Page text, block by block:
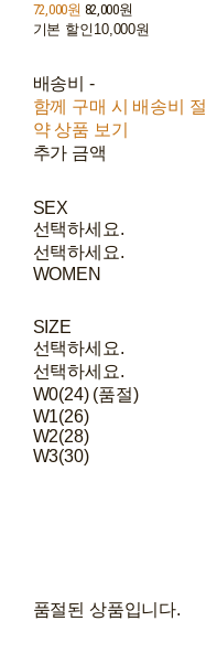
72,000원 82,000원
기본 할인 10,000원
배송비 -
함께 구매 시 배송비 절
약 상품 보기
추가 금액
SEX
선택하세요.
선택하세요.
WOMEN
SIZE
선택하세요.
선택하세요.
W0(24) (품절)
W1(26)
W2(28)
W3(30)
품절된 상품입니다.